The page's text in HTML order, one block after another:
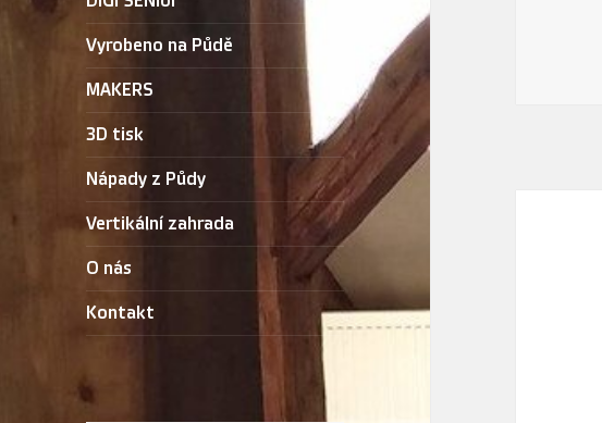
Vyrobeno na Půdě
MAKERS
3D tisk
Nápady z Půdy
Vertikální zahrada
O nás
Kontakt